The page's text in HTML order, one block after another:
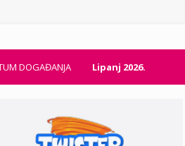
DOGAĐANJA Lipanj 2026.